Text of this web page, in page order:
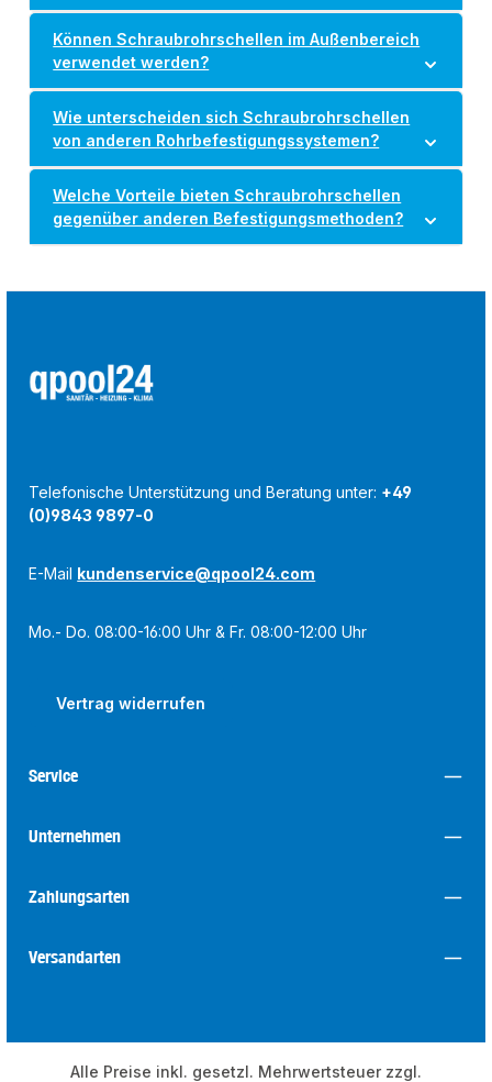
Können Schraubrohrschellen im Außenbereich
verwendet werden?
Wie unterscheiden sich Schraubrohrschellen
von anderen Rohrbefestigungssystemen?
Welche Vorteile bieten Schraubrohrschellen
gegenüber anderen Befestigungsmethoden?
Telefonische Unterstützung und Beratung unter: +49
(0)9843 9897-0
E-Mail kundenservice@qpool24.com
Mo.- Do. 08:00-16:00 Uhr & Fr. 08:00-12:00 Uhr
Vertrag widerrufen
Service
Unternehmen
Zahlungsarten
Versandarten
Alle Preise inkl. gesetzl. Mehrwertsteuer zzgl.